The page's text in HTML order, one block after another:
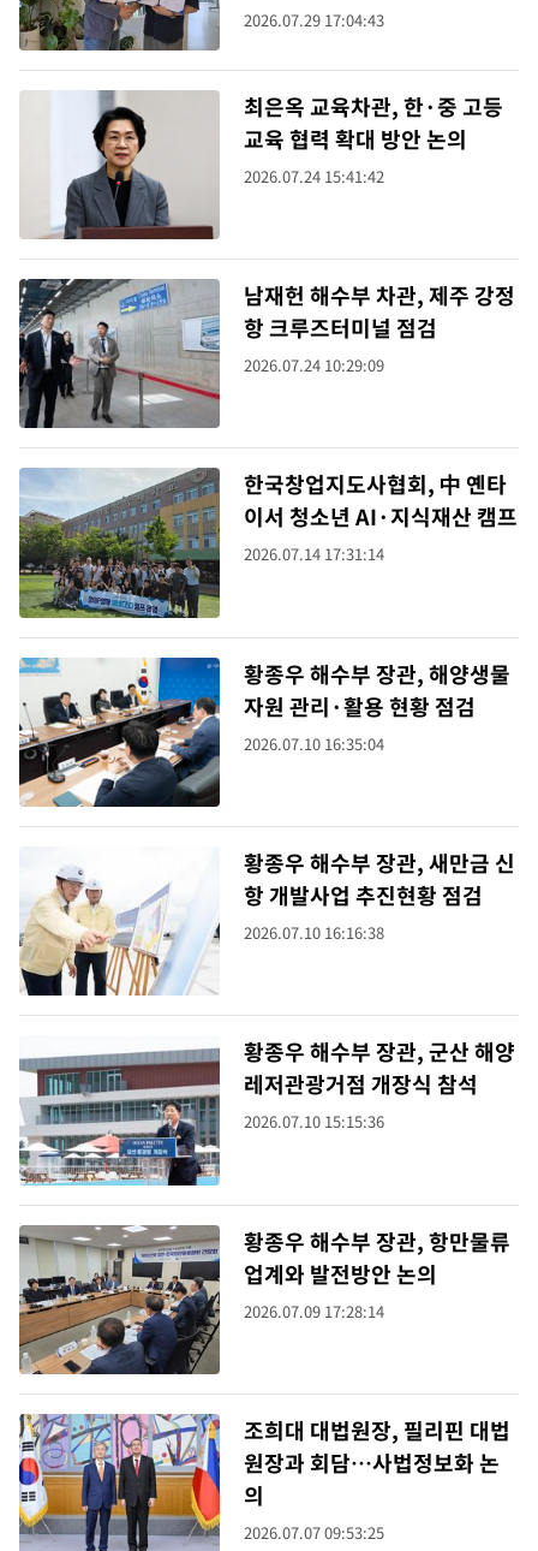
2026.07.29 17:04:43
최은옥 교육차관, 한·중 고등
교육 협력 확대 방안 논의
2026.07.24 15:41:42
남재헌 해수부 차관, 제주 강정
항 크루즈터미널 점검
2026.07.24 10:29:09
한국창업지도사협회, 中 옌타
이서 청소년 AI·지식재산 캠프
2026.07.14 17:31:14
황종우 해수부 장관, 해양생물
자원 관리·활용 현황 점검
2026.07.10 16:35:04
황종우 해수부 장관, 새만금 신
항 개발사업 추진현황 점검
2026.07.10 16:16:38
황종우 해수부 장관, 군산 해양
레저관광거점 개장식 참석
2026.07.10 15:15:36
황종우 해수부 장관, 항만물류
업계와 발전방안 논의
2026.07.09 17:28:14
조희대 대법원장, 필리핀 대법
원장과 회담…사법정보화 논
의
2026.07.07 09:53:25